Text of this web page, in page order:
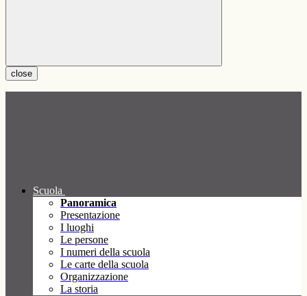
close
Scuola
Panoramica
Presentazione
I luoghi
Le persone
I numeri della scuola
Le carte della scuola
Organizzazione
La storia